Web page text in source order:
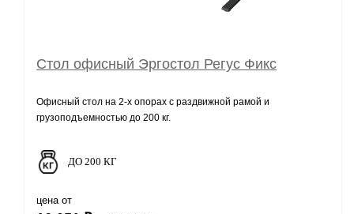
Стол офисный Эргостол Регус Фикс
Офисный стол на 2-х опорах с раздвижной рамой и
грузоподъемностью до 200 кг.
ДО 200 КГ
цена от